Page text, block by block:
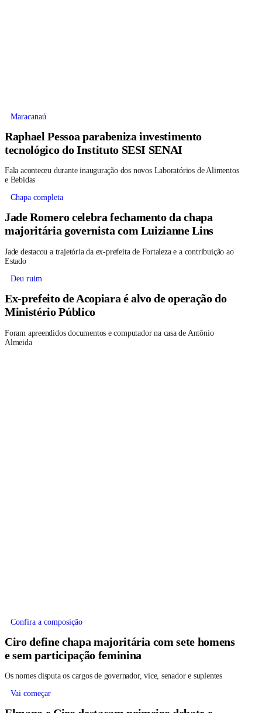
Maracanaú
Raphael Pessoa parabeniza investimento
tecnológico do Instituto SESI SENAI
Fala aconteceu durante inauguração dos novos Laboratórios de Alimentos
e Bebidas
Chapa completa
Jade Romero celebra fechamento da chapa
majoritária governista com Luizianne Lins
Jade destacou a trajetória da ex-prefeita de Fortaleza e a contribuição ao
Estado
Deu ruim
Ex-prefeito de Acopiara é alvo de operação do
Ministério Público
Foram apreendidos documentos e computador na casa de Antônio
Almeida
Confira a composição
Ciro define chapa majoritária com sete homens
e sem participação feminina
Os nomes disputa os cargos de governador, vice, senador e suplentes
Vai começar